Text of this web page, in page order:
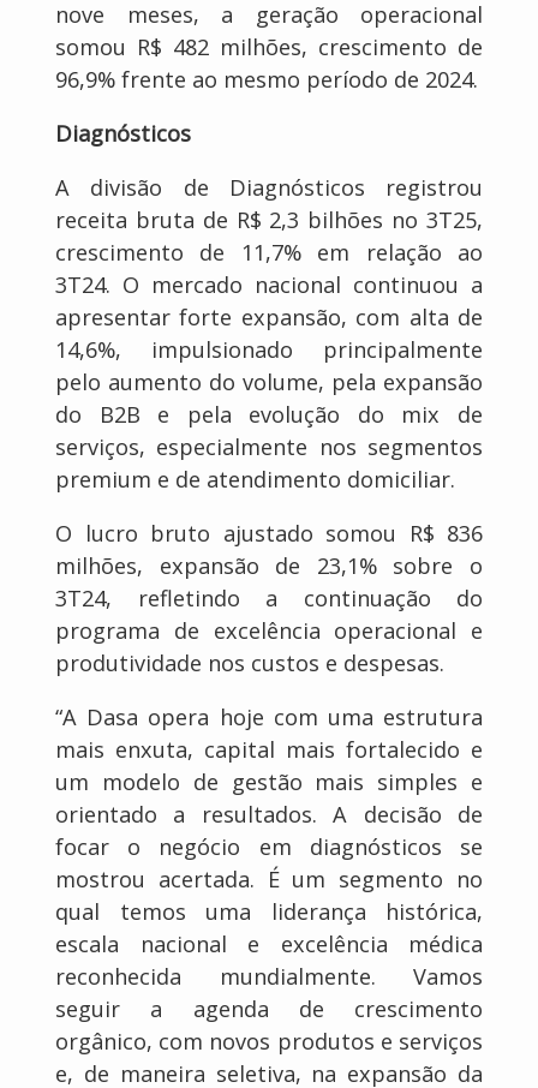
nove meses, a geração operacional
somou R$ 482 milhões, crescimento de
96,9% frente ao mesmo período de 2024.
Diagnósticos
A divisão de Diagnósticos registrou
receita bruta de R$ 2,3 bilhões no 3T25,
crescimento de 11,7% em relação ao
3T24. O mercado nacional continuou a
apresentar forte expansão, com alta de
14,6%, impulsionado principalmente
pelo aumento do volume, pela expansão
do B2B e pela evolução do mix de
serviços, especialmente nos segmentos
premium e de atendimento domiciliar.
O lucro bruto ajustado somou R$ 836
milhões, expansão de 23,1% sobre o
3T24, refletindo a continuação do
programa de excelência operacional e
produtividade nos custos e despesas.
“A Dasa opera hoje com uma estrutura
mais enxuta, capital mais fortalecido e
um modelo de gestão mais simples e
orientado a resultados. A decisão de
focar o negócio em diagnósticos se
mostrou acertada. É um segmento no
qual temos uma liderança histórica,
escala nacional e excelência médica
reconhecida mundialmente. Vamos
seguir a agenda de crescimento
orgânico, com novos produtos e serviços
e, de maneira seletiva, na expansão da